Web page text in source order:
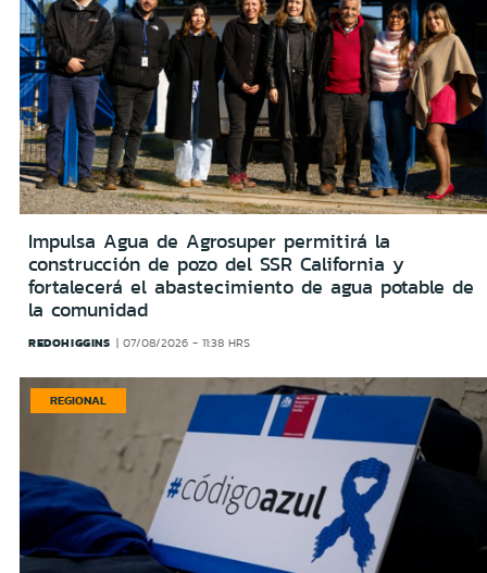
Impulsa Agua de Agrosuper permitirá la
construcción de pozo del SSR California y
fortalecerá el abastecimiento de agua potable de
la comunidad
REDOHIGGINS 07/08/2026 - 11:38 HRS
REGIONAL